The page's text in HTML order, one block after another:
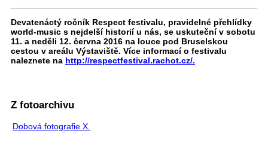
Devatenáctý ročník Respect festivalu, pravidelné přehlídky
world-music s nejdelší historií u nás, se uskuteční v sobotu
11. a neděli 12. června 2016 na louce pod Bruselskou
cestou v areálu Výstaviště. Více informací o festivalu
naleznete na http://respectfestival.rachot.cz/.
Z fotoarchivu
Dobová fotografie X.